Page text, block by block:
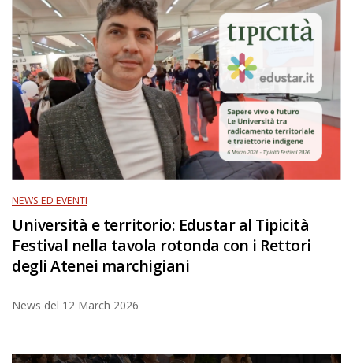
NEWS ED EVENTI
Università e territorio: Edustar al Tipicità
Festival nella tavola rotonda con i Rettori
degli Atenei marchigiani
News del 12 March 2026